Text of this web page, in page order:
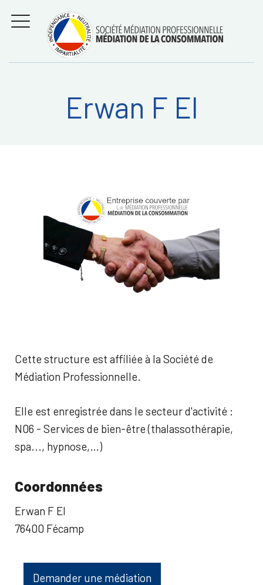
Régler les litiges
entre
consommateurs et
professionnels avec
la médiation de la
consommation
MENU
RechercheErwan F El
Cette structure est affiliée à la Société de
Médiation Professionnelle.
Elle est enregistrée dans le secteur d'activité :
N06 - Services de bien-être (thalassothérapie,
spa..., hypnose,…)
Coordonnées
Erwan F El
76400 Fécamp
Demander une médiation